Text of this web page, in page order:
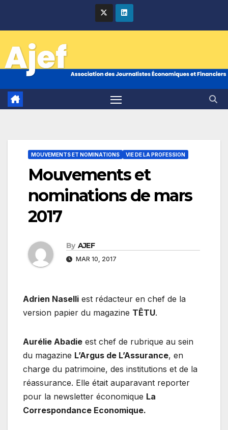
MOUVEMENTS ET NOMINATIONS VIE DE LA PROFESSION
Mouvements et
nominations de mars
2017
By AJEF
MAR 10, 2017
Adrien Naselli est rédacteur en chef de la
version papier du magazine TÊTU.
Aurélie Abadie est chef de rubrique au sein
du magazine L’Argus de L’Assurance, en
charge du patrimoine, des institutions et de la
réassurance. Elle était auparavant reporter
pour la newsletter économique La
Correspondance Economique.